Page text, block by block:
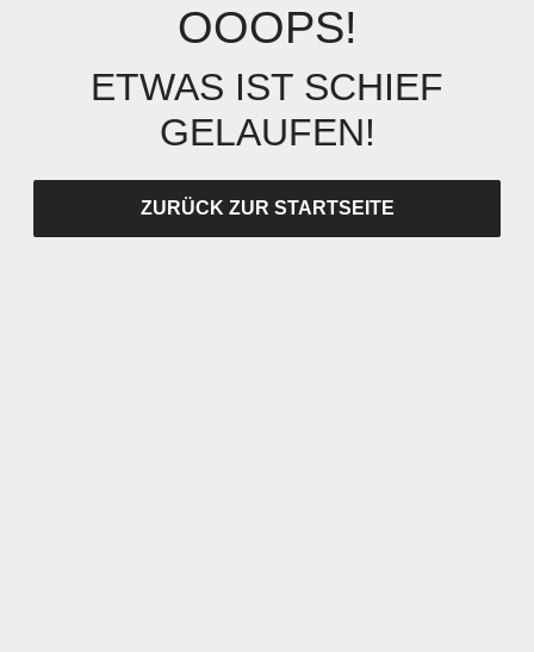
OOOPS!
ETWAS IST SCHIEF
GELAUFEN!
ZURÜCK ZUR STARTSEITE